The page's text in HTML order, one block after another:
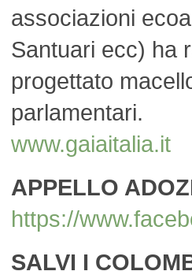
associazioni
Santuari ecc) ha
progettato
parlamentari.
www.gaiaitalia.it
APPELLO
https://
SALVI I